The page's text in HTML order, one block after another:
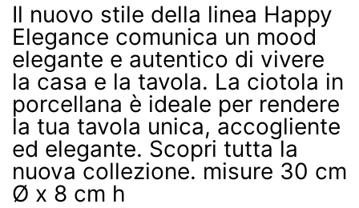
Il nuovo stile della linea Happy
Elegance comunica un mood
elegante e autentico di vivere
la casa e la tavola. La ciotola in
porcellana è ideale per rendere
la tua tavola unica, accogliente
ed elegante. Scopri tutta la
nuova collezione. misure 30 cm
Ø x 8 cm h